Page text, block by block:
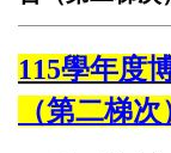
115學年度
（第二梯次